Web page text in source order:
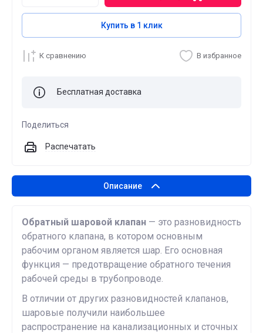
Купить в 1 клик
К сравнению В избранное
Бесплатная доставка
Поделиться
Распечатать
Описание
Обратный шаровой клапан — это разновидность
обратного клапана, в котором основным
рабочим органом является шар. Его основная
функция — предотвращение обратного течения
рабочей среды в трубопроводе.
В отличии от других разновидностей клапанов,
шаровые получили наибольшее
распространение на канализационных и сточных